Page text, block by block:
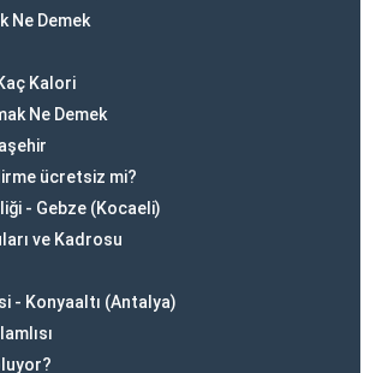
Ne Demek
Kalori
Ne Demek
ücretsiz mi?
- Gebze (Kocaeli)
ve Kadrosu
- Konyaaltı (Antalya)